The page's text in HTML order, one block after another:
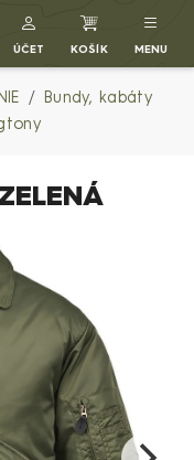
ÚČET KOŠÍK MENU
Bundy, kabáty